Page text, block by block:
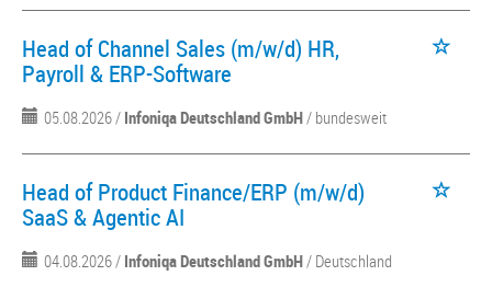
Head of Channel Sales (m/w/d) HR,
Payroll & ERP-Software
05.08.2026 / Infoniqa Deutschland GmbH/ bundesweit
Head of Product Finance/ERP (m/w/d)
SaaS & Agentic AI
04.08.2026 / Infoniqa Deutschland GmbH/ Deutschland